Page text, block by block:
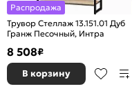
Распродажа
Трувор Стеллаж 13.151.01 Дуб
Гранж Песочный, Интра
8 508₽
В корзину